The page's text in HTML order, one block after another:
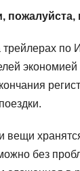
пожалуйста,
по
экономией
вещи
без